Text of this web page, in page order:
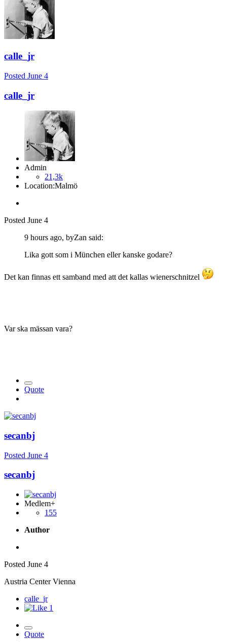
calle_jr
Posted June 4
calle_jr
Admin
21,3k
Location:Malmö
Posted June 4
9 hours ago, byZan said:
Lika gott som i München eller kanske godare?
Det kan finnas ett samband med att det kallas wienerschnitzel
Var ska mässan vara?
Quote
secanbj
Posted June 4
secanbj
Medlem+
155
Author
Posted June 4
Austria Center Vienna
calle_jr
1
Quote